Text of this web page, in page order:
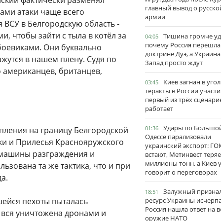
атаки чаще всего
в Белгородскую область -
чтобы зайти с тыла в котёл за
Они буквально
в нашем плену. Судя по
американцев, британцев,
на границу Белгородской
и Прилесья Краснояружского
разграждения и
та же тактика, что и при
пехоты пыталась
уничтожена дронами и
главный вывод о
армии
04:05
Тишина громче
почему Россия
доктрине Дуэ, а
Запад просто ждут
03:45
Киев загнан в
теракты в России
первый из трёх
работает
01:36
Удары по
Одессе парализовали
украинский экспорт:
встают, Метинвест
миллионы тонн, а Киев
говорит о переговорах
18:51
Залужный
ресурс Украины
Россия нашла ответ на
оружие НАТО